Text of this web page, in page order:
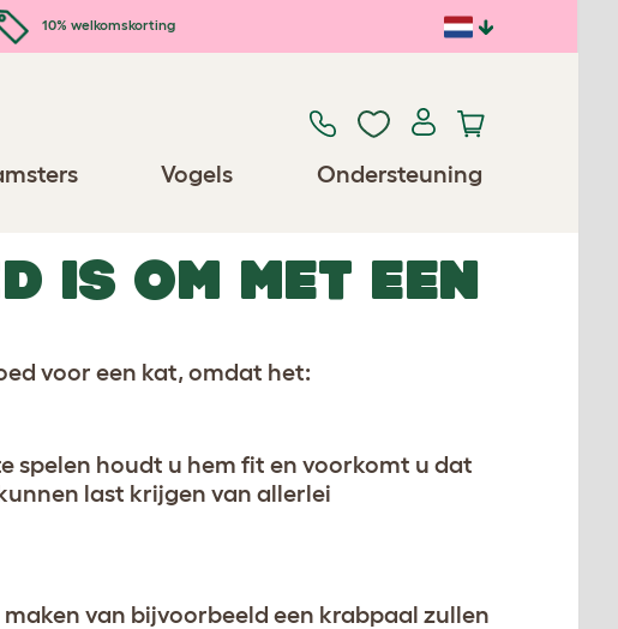
10% welkomskorting
Vogels Ondersteuning
IS OM MET EEN
voor een kat, omdat het:
spelen houdt u hem fit en voorkomt u dat
last krijgen van allerlei
van bijvoorbeeld een krabpaal zullen